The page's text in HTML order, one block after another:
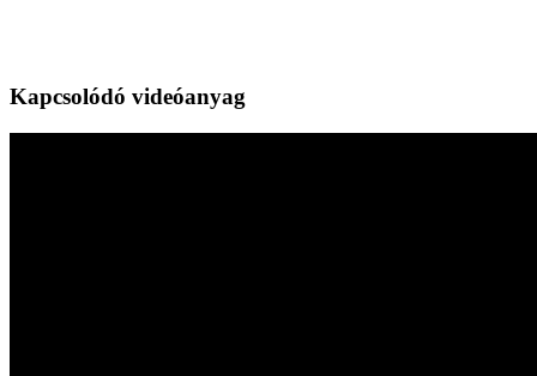
Kapcsolódó videóanyag